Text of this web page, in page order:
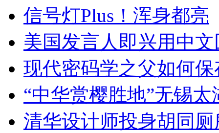
信号灯Plus！浑身都亮
美国发言人即兴用中
现代密码学之父如何
“中华赏樱胜地”无锡
清华设计师投身胡同